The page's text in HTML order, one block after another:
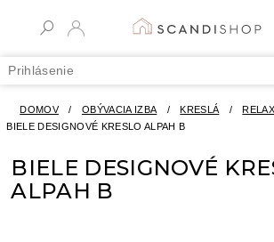
Prihlásenie
DOMOV / OBÝVACIA IZBA / KRESLÁ /
BIELE DESIGNOVÉ KRESLO ALPAH B
BIELE DESIGNOVÉ
ALPAH B